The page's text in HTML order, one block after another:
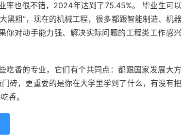
率也很不错，2024年达到了75.45%。 毕业生可以
黑粗”，现在的机械工程，很多都跟智能制造、机器
你对动手能力强、解决实际问题的工程类工作感兴
吃香的专业，它们有个共同点：都跟国家发展大方
砖，更重要的是你在大学里学到了什么，有没有把
香。